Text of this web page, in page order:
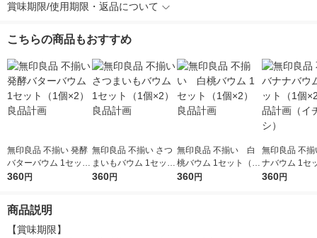
賞味期限/使用期限・返品について
こちらの商品もおすすめ
無印良品 不揃い 発酵
バターバウム 1セット
（1個×2） 良品計画
360円
無印良品 不揃い さつ
まいもバウム 1セット
（1個×2） 良品計画
360円
無印良品 不揃い 白
桃バウム 1セット（1
個×2） 良品計画
360円
無印良品 不揃
ナバウム 1セ
個×2） 良品
360円
商品説明
【賞味期限】